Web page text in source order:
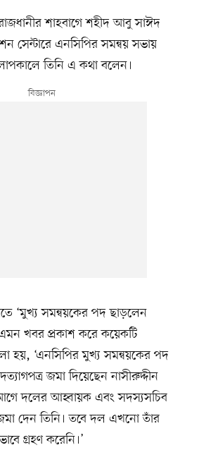
শাহবাগে শহীদ আবু সাঈদ
সেন্টারে এনসিপির সমন্বয় সভায়
তিনি এ কথা বলেন।
‘মুখ্য সমন্বয়কের পদ ছাড়লেন
এমন খবর প্রকাশ করে কয়েকটি
হয়, ‘এনসিপির মুখ্য সমন্বয়কের পদ
জমা দিয়েছেন নাসীরুদ্দীন
আগে দলের আহ্বায়ক এবং সদস্যসচিব
দেন তিনি। তবে দল এখনো তাঁর
গ্রহণ করেনি।’